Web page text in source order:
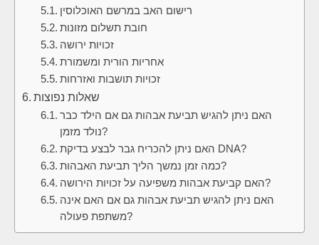
רישום האב במרשם האוכלוסין
חובת תשלום מזונות
זכויות ירושה
אחריות הורית ומשמורת
זכויות תושבות ואזרחות
שאלות נפוצות
האם ניתן להגיש תביעת אבהות גם אם הילד כבר
נולד מזמן?
האם ניתן להכריח גבר לבצע בדיקת DNA?
כמה זמן נמשך הליך תביעת האבהות?
האם קביעת אבהות משפיעה על זכויות הירושה?
האם ניתן להגיש תביעת אבהות גם אם האם אינה
משתפת פעולה?